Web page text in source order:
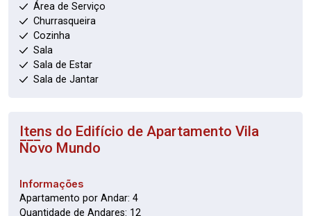
Área de Serviço
Churrasqueira
Cozinha
Sala
Sala de Estar
Sala de Jantar
Itens do Edifício de Apartamento Vila
Novo Mundo
Informações
Apartamento por Andar: 4
Quantidade de Andares: 12